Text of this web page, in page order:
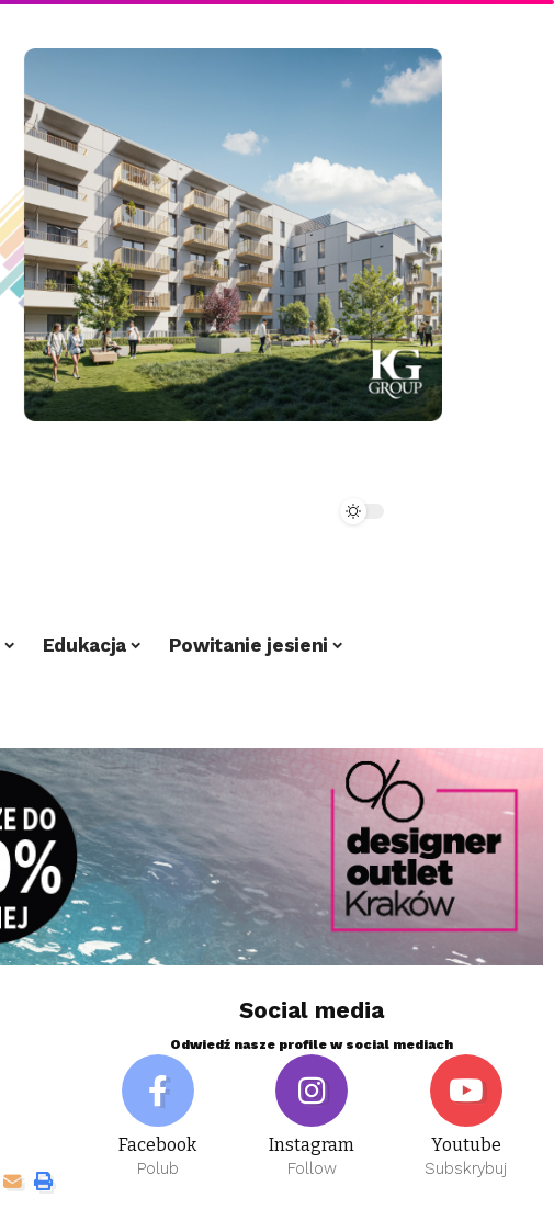
Edukacja Powitanie jesieni
Social media
Odwiedź nasze profile w social mediach
Facebook
Polub
Instagram
Follow
Youtube
Subskrybuj